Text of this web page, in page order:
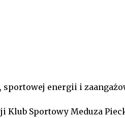
sportowej energii i
Klub Sportowy Meduza